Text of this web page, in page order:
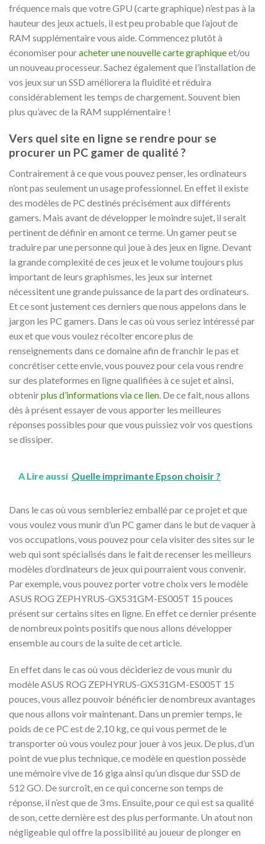
fréquence mais que votre GPU (carte graphique) n’est pas à la
hauteur des jeux actuels, il est peu probable que l’ajout de
RAM supplémentaire vous aide. Commencez plutôt à
économiser pouracheter une nouvelle carte graphiqueet/ou
un nouveau processeur. Sachez également que l’installation de
vos jeux sur un SSD améliorera la fluidité et réduira
considérablement les temps de chargement. Souvent bien
plus qu’avec de la RAM supplémentaire !
Vers quel site en ligne se rendre pour se
procurer un PC gamer de qualité ?
Contrairement à ce que vous pouvez penser, les ordinateurs
n’ont pas seulement un usage professionnel. En effet il existe
des modèles de PC destinés précisément aux différents
gamers. Mais avant de développer le moindre sujet, il serait
pertinent de définir en amont ce terme. Un gamer peut se
traduire par une personne qui joue à des jeux en ligne. Devant
la grande complexité de ces jeux et le volume toujours plus
important de leurs graphismes, les jeux sur internet
nécessitent une grande puissance de la part des ordinateurs.
Et ce sont justement ces derniers que nous appelons dans le
jargon les PC gamers. Dans le cas où vous seriez intéressé par
eux et que vous voulez récolter encore plus de
renseignements dans ce domaine afin de franchir le pas et
concrétiser cette envie, vous pouvez pour cela vous rendre
sur des plateformes en ligne qualifiées à ce sujet et ainsi,
obtenirplus d’informations via ce lien . De ce fait, nous allons
dès à présent essayer de vous apporter les meilleures
réponses possibles pour que vous puissiez voir vos questions
se dissiper.
A Lire aussi Quelle imprimante Epson choisir ?
Dans le cas où vous sembleriez emballé par ce projet et que
vous voulez vous munir d’un PC gamer dans le but de vaquer à
vos occupations, vous pouvez pour cela visiter des sites sur le
web qui sont spécialisés dans le fait de recenser les meilleurs
modèles d’ordinateurs de jeux qui pourraient vous convenir.
Par exemple, vous pouvez porter votre choix vers le modèle
ASUS ROG ZEPHYRUS-GX531GM-ES005T 15 pouces
présent sur certains sites en ligne. En effet ce dernier présente
de nombreux points positifs que nous allons développer
ensemble au cours de la suite de cet article.
En effet dans le cas où vous décideriez de vous munir du
modèle ASUS ROG ZEPHYRUS-GX531GM-ES005T 15
pouces, vous allez pouvoir bénéficier de nombreux avantages
que nous allons voir maintenant. Dans un premier temps, le
poids de ce PC est de 2,10 kg, ce qui vous permet de le
transporter où vous voulez pour jouer à vos jeux. De plus, d’un
point de vue plus technique, ce modèle en question possède
une mémoire vive de 16 giga ainsi qu’un disque dur SSD de
512 GO. De surcroît, en ce qui concerne son temps de
réponse, il n’est que de 3 ms. Ensuite, pour ce qui est sa qualité
de son, cette dernière est des plus performante. Un atout non
négligeable qui offre la possibilité au joueur de plonger en